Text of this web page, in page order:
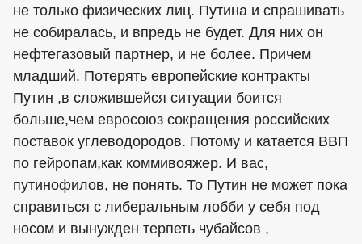
не только физических лиц. Путина и спрашивать
не собиралась, и впредь не будет. Для них он
нефтегазовый партнер, и не более. Причем
младший. Потерять европейские контракты
Путин ,в сложившейся ситуации боится
больше,чем евросоюз сокращения российских
поставок углеводородов. Потому и катается ВВП
по гейропам,как коммивояжер. И вас,
путинофилов, не понять. То Путин не может пока
справиться с либеральным лобби у себя под
носом и вынужден терпеть чубайсов ,